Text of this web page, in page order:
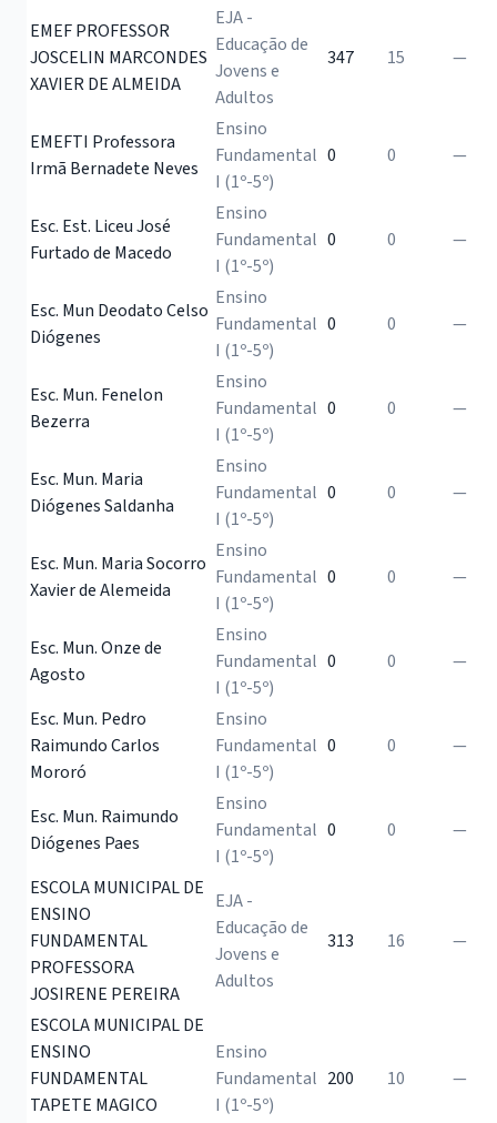
EMEF PROFESSOR
JOSCELIN MARCONDES
XAVIER DE ALMEIDA
EJA -
Educação de
Jovens e
Adultos
347 15 —
EMEFTI Professora
Irmã Bernadete Neves
Ensino
Fundamental
I (1º-5º)
0 0 —
Esc. Est. Liceu José
Furtado de Macedo
Ensino
Fundamental
I (1º-5º)
0 0 —
Esc. Mun Deodato Celso
Diógenes
Ensino
Fundamental
I (1º-5º)
0 0 —
Esc. Mun. Fenelon
Bezerra
Ensino
Fundamental
I (1º-5º)
0 0 —
Esc. Mun. Maria
Diógenes Saldanha
Ensino
Fundamental
I (1º-5º)
0 0 —
Esc. Mun. Maria Socorro
Xavier de Alemeida
Ensino
Fundamental
I (1º-5º)
0 0 —
Esc. Mun. Onze de
Agosto
Ensino
Fundamental
I (1º-5º)
0 0 —
Esc. Mun. Pedro
Raimundo Carlos
Mororó
Ensino
Fundamental
I (1º-5º)
0 0 —
Esc. Mun. Raimundo
Diógenes Paes
Ensino
Fundamental
I (1º-5º)
0 0 —
ESCOLA MUNICIPAL DE
ENSINO
FUNDAMENTAL
PROFESSORA
JOSIRENE PEREIRA
EJA -
Educação de
Jovens e
Adultos
313 16 —
ESCOLA MUNICIPAL DE
ENSINO
FUNDAMENTAL
TAPETE MAGICO
Ensino
Fundamental
I (1º-5º)
200 10 —